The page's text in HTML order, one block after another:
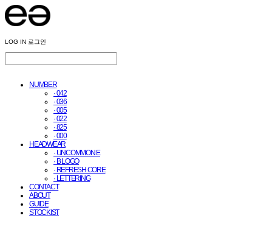
LOG IN 로그인
NUMBER
· 042
· 036
· 005
· 022
· 825
· 000
HEADWEAR
· UNCOMMON E
· B LOGO
· REFRESH CORE
· LETTERING
CONTACT
ABOUT
GUIDE
STOCKIST